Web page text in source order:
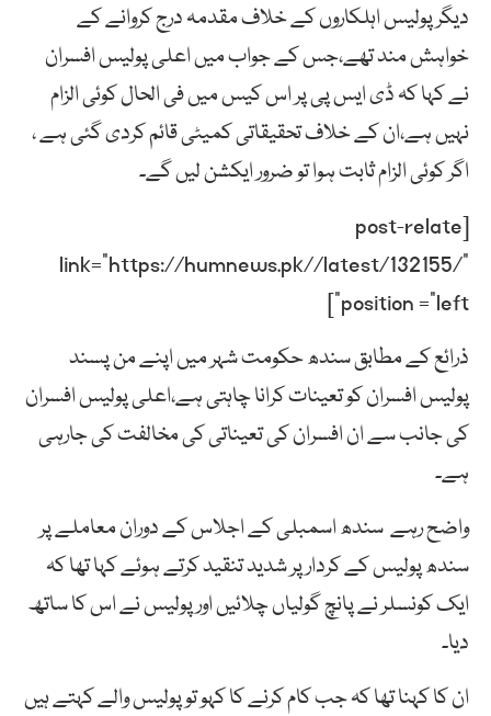
دیگر پولیس اہلکاروں کے خلاف مقدمہ درج کروانے کے
خواہش مند تھے،جس کے جواب میں اعلی پولیس افسران
نے کہا کہ ڈی ایس پی پر اس کیس میں فی الحال کوئی الزام
نہیں ہے،ان کے خلاف تحقیقاتی کمیٹی قائم کردی گئی ہے ،
اگر کوئی الزام ثابت ہوا تو ضرور ایکشن لیں گے۔
[post-relate
link=”https://humnews.pk//latest/132155/”
position =”left”]
ذرائع کے مطابق سندھ حکومت شہر میں اپنے من پسند
پولیس افسران کو تعینات کرانا چاہتی ہے،اعلی پولیس افسران
کی جانب سے ان افسران کی تعیناتی کی مخالفت کی جارہی
ہے۔
واضح رہے سندھ اسمبلی کے اجلاس کے دوران معاملے پر
سندھ پولیس کے کردار پر شدید تنقید کرتے ہوئے کہا تھا کہ
ایک کونسلر نے پانچ گولیاں چلائیں اور پولیس نے اس کا ساتھ
دیا۔
ان کا کہنا تھا کہ جب کام کرنے کا کہو تو پولیس والے کہتے ہیں